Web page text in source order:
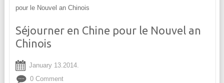
pour le Nouvel an Chinois
Séjourner en Chine pour le Nouvel an
Chinois
January 13.2014.
0 Comment